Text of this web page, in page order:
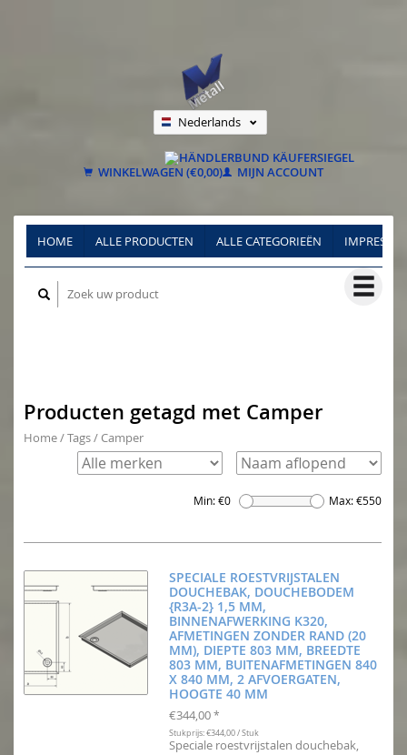
Nederlands
Français
WINKELWAGEN (€0,00) MIJN ACCOUNT
HOME ALLE PRODUCTEN ALLE CATEGORIEËN
Producten getagd met Camper
Home/Tags/ Camper
Min: €0 Max: €550
SPECIALE ROESTVRIJSTALEN
DOUCHEBAK, DOUCHEBODEM
{R3A-2} 1,5 MM,
BINNENAFWERKING K320,
AFMETINGEN ZONDER RAND (20
MM), DIEPTE 803 MM, BREEDTE
803 MM, BUITENAFMETINGEN 840
X 840 MM, 2 AFVOERGATEN,
HOOGTE 40 MM
€344,00 *
Stukprijs: €344,00 / Stuk
Speciale roestvrijstalen douchebak,